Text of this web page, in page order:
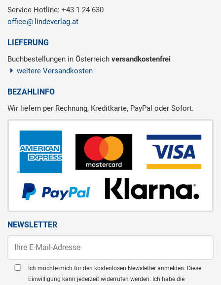
Service Hotline: +43 1 24 630
office
lindeverlag.at
LIEFERUNG
Buchbestellungen in Österreich versandkostenfrei
weitere Versandkosten
BEZAHLINFO
Wir liefern per Rechnung, Kreditkarte, PayPal oder Sofort.
NEWSLETTER
Ich möchte mich für den kostenlosen Newsletter anmelden. Diese
Einwilligung kann jederzeit widerrufen werden. Ich habe die